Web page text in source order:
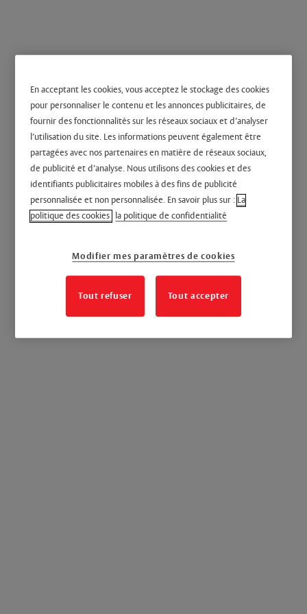
A gorges
En acceptant les cookies, vous acceptez le stockage des cookies
pour personnaliser le contenu et les annonces publicitaires, de
fournir des fonctionnalités sur les réseaux sociaux et d’analyser
l’utilisation du site. Les informations peuvent également être
partagées avec nos partenaires en matière de réseaux sociaux,
de publicité et d’analyse. Nous utilisons des cookies et des
identifiants publicitaires mobiles à des fins de publicité
personnalisée et non personnalisée. En savoir plus sur : La
politique des cookies la politique de confidentialité
Modifier mes paramètres de cookies
Tout refuser Tout accepter